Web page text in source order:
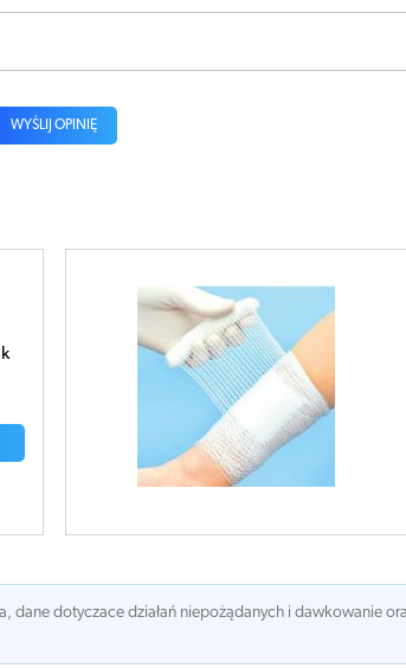
WYŚLIJ OPINIĘ
podtrzymująca
dane dotyczace działań niepożądanych i dawkowanie